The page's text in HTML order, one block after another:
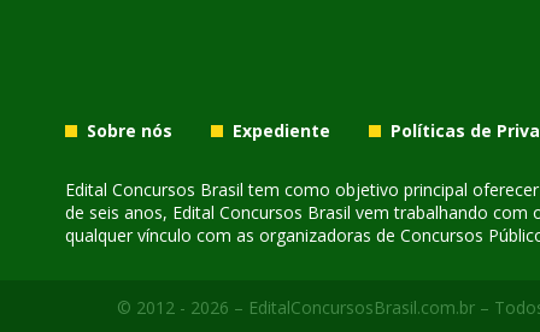
Sobre nós Expediente Políticas de
Edital Concursos Brasil tem como objetivo principal
de seis anos, Edital Concursos Brasil vem trabalhando
qualquer vínculo com as organizadoras de Concursos
© 2012 - 2026 – EditalConcursosBrasil.com.br –